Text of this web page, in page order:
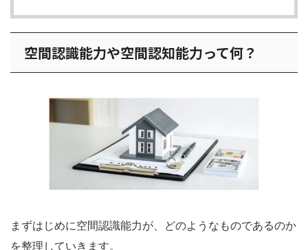
空間認識能力や空間認知能力って何？
まずはじめに空間認識能力が、どのようなものであるのか
を整理していきます。